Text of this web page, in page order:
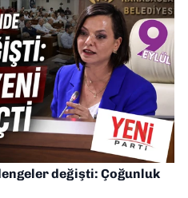
değişti: Çoğunluk